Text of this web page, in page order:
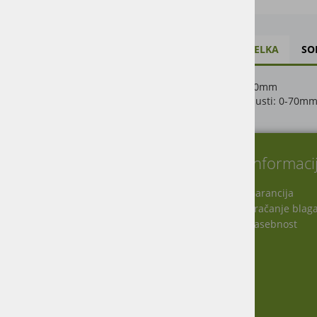
OPIS IZDELKA
Dolžina: 300mm
Razpon čeljusti: 0-
Garancija
Vračanje blaga
Zasebnost